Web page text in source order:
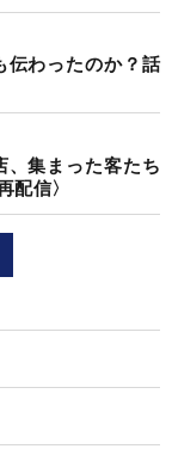
伝わったのか？話
、集まった客たち
信〉